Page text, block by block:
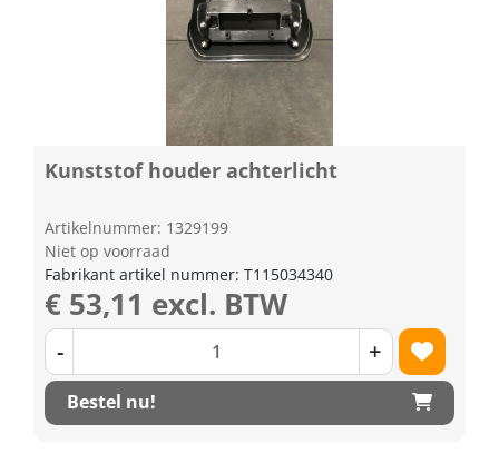
Kunststof houder achterlicht
Artikelnummer: 1329199
Niet op voorraad
Fabrikant artikel nummer: T115034340
€ 53,11 excl. BTW
- +
Bestel nu!